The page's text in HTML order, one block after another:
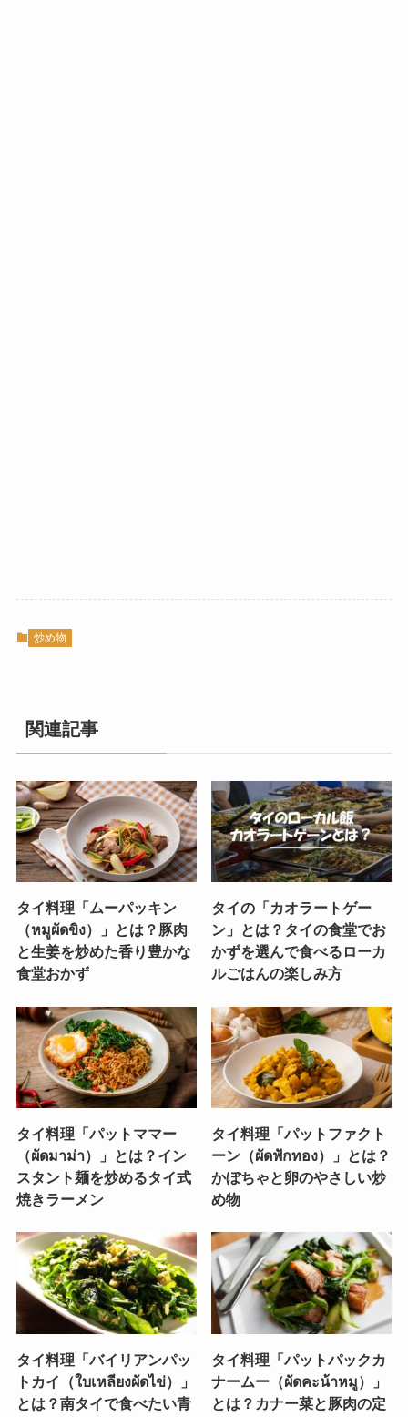
炒め物
関連記事
タイ料理「ムーパッキン
（หมูผัดขิง）」とは？豚肉
と生姜を炒めた香り豊かな
食堂おかず
タイの「カオラートゲー
ン」とは？タイの食堂でお
かずを選んで食べるローカ
ルごはんの楽しみ方
タイ料理「パットママー
（ผัดมาม่า）」とは？イン
スタント麺を炒めるタイ式
焼きラーメン
タイ料理「パットファクト
ーン（ผัดฟักทอง）」とは？
かぼちゃと卵のやさしい炒
め物
タイ料理「バイリアンパッ
トカイ（ใบเหลียงผัดไข่）」
とは？南タイで食べたい青
タイ料理「パットパックカ
ナームー（ผัดคะน้าหมู）」
とは？カナー菜と豚肉の定